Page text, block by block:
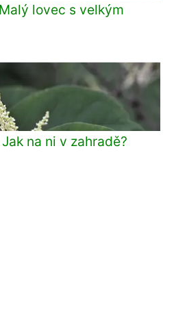
lovec s velkým
na ni v zahradě?